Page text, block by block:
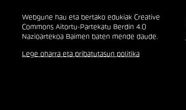
Webgune hau eta bertako edukiak Creative
Commons Aitortu-Partekatu Berdin 4.0
Nazioartekoa Baimen baten mende daude.
Lege oharra eta pribatutasun politika